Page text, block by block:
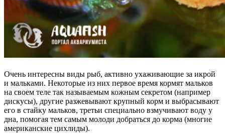
Очень интересны виды рыб, активно ухаживающие за икрой
и мальками. Некоторые из них первое время кормят мальков
на своем теле так называемым кожным секретом (например
дискусы), другие разжевывают крупный корм и выбрасывают
его в стайку мальков, третьи специально взмучивают воду у
дна, помогая тем самым молоди добраться до корма (многие
американские цихлиды).